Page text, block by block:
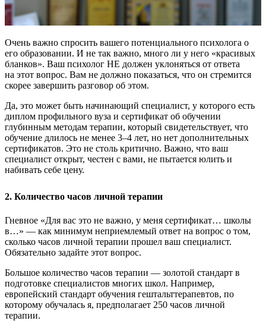
Очень важно спросить вашего потенциального психолога о
его образовании. И не так важно, много ли у него «красивых
бланков». Ваш психолог НЕ должен уклоняться от ответа
на этот вопрос. Вам не должно показаться, что он стремится
скорее завершить разговор об этом.
Да, это может быть начинающий специалист, у которого есть
диплом профильного вуза и сертификат об обучении
глубинным методам терапии, который свидетельствует, что
обучение длилось не менее 3–4 лет, но нет дополнительных
сертификатов. Это не столь критично. Важно, что ваш
специалист открыт, честен с вами, не пытается юлить и
набивать себе цену.
2. Количество часов личной терапии
Гневное «Для вас это не важно, у меня сертификат… школы
в…» — как минимум неприемлемый ответ на вопрос о том,
сколько часов личной терапии прошел ваш специалист.
Обязательно задайте этот вопрос.
Большое количество часов терапии — золотой стандарт в
подготовке специалистов многих школ. Например,
европейский стандарт обучения гештальттерапевтов, по
которому обучалась я, предполагает 250 часов личной
терапии.